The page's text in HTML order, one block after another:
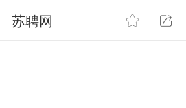
苏聘网